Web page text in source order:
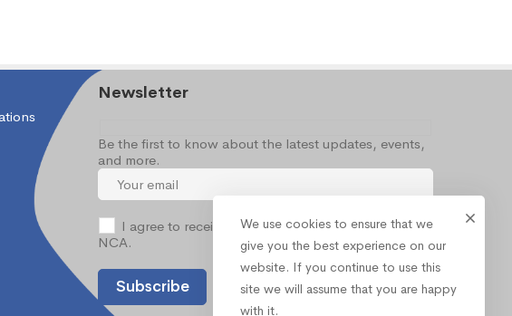
Newsletter
Be the first to know about the latest updates, events,
and more.
I agree to receive occasional information from the
NCA.
We use cookies to ensure that we
give you the best experience on our
website. If you continue to use this
site we will assume that you are happy
with it.